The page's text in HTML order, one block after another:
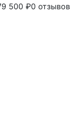
500 ₽0 отзывов